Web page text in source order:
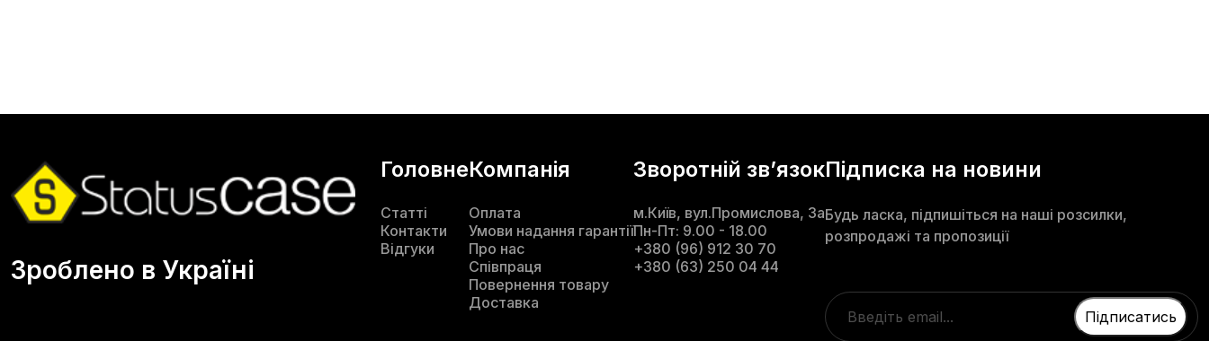
Зроблено в Україні
Головне
Статті
Контакти
Відгуки
Компанія
Оплата
Умови надання гарантії
Про нас
Співпраця
Повернення товару
Доставка
Зворотній звʼязок
м.Київ, вул.Промислова, 3а
Пн-Пт: 9.00 - 18.00
+380 (96) 912 30 70
+380 (63) 250 04 44
Підписка на новини
Будь ласка, підпишіться на наші розсилки,
розпродажі та пропозиції